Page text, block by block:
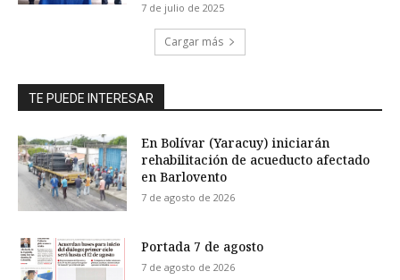
7 de julio de 2025
Cargar más
TE PUEDE INTERESAR
En Bolívar (Yaracuy) iniciarán
rehabilitación de acueducto afectado
en Barlovento
7 de agosto de 2026
Portada 7 de agosto
7 de agosto de 2026